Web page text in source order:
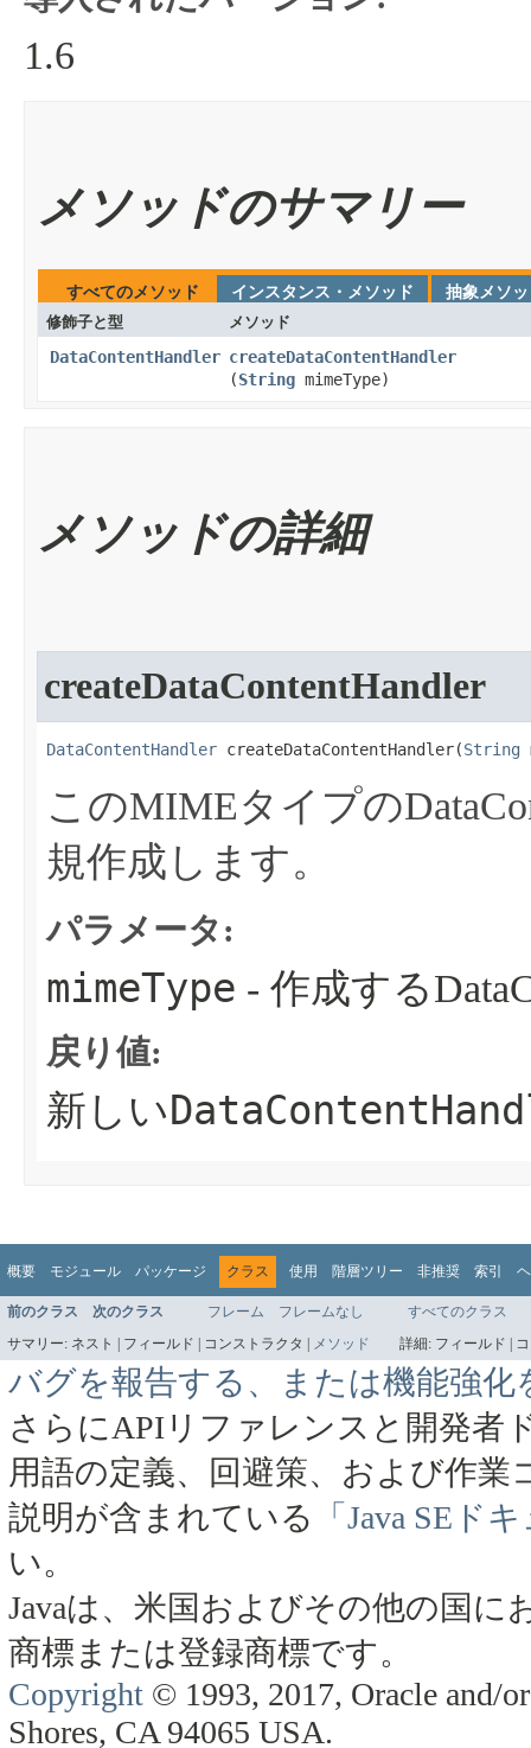
1.6
メソッドのサマリー
すべてのメソッド インスタンス・メソッド
抽象メソ
修飾子と型
メソッド
DataContentHandler createDataContentHandler
(String mimeType)
メソッドの詳細
createDataContentHandler
DataContentHandler createDataContentHandler​(String
このMIMEタイプの
規作成します。
パラメータ:
mimeType - 作成する
戻り値:
新しい
概要 モジュール パッケージ クラス 使用 階層ツリー 非推奨 索引
前のクラス 次のクラス フレーム フレームなし
すべてのクラス
サマリー: ネスト | フィールド | コンストラクタ | メソッド 詳細: フィールド |
バグを報告する、または機能強化
さらにAPIリファレンスと開発者
用語の定義、回避策、および作
説明が含まれている
「Java SEド
い。
Javaは、米国およびその他の国に
商標または登録商標です。
Copyright © 1993, 2017, Oracle and/
Shores, CA 94065 USA.